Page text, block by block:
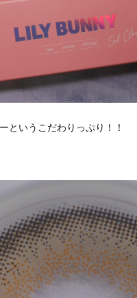
というこだわりっぷり！！